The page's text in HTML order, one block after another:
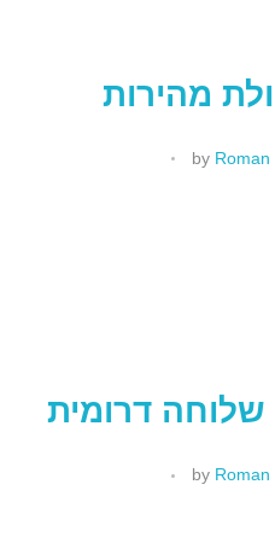
מהירות
by Roman
דרומית
by Roman